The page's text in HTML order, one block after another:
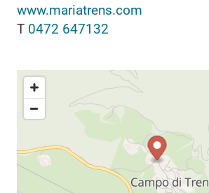
www.mariatrens.com
T 0472 647132